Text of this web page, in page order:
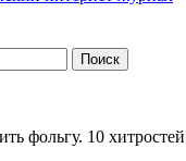
интернет журнал
журнал — мода,
и женщиной,
фольгу. 10 хитростей